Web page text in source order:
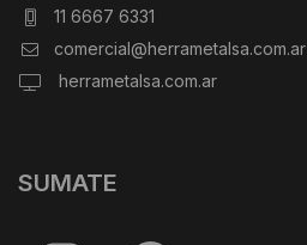
11 6667 6331
comercial@herrametalsa.com.ar
herrametalsa.com.ar
SUMATE